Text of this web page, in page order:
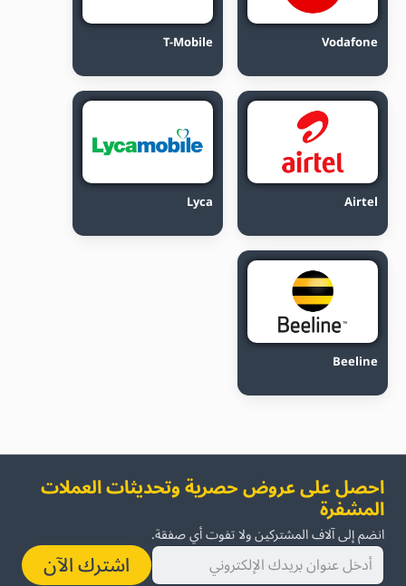
Vodafone
T-Mobile
Airtel
Lyca
Beeline
احصل على عروض حصرية وتحديثات العملات
المشفرة
انضم إلى آلاف المشتركين ولا تفوت أي صفقة.
اشترك الآن